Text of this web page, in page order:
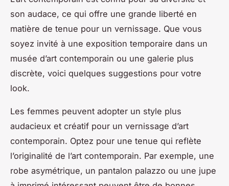
son audace, ce qui offre une grande liberté en
matière de tenue pour un vernissage. Que vous
soyez invité à une exposition temporaire dans un
musée d’art contemporain ou une galerie plus
discrète, voici quelques suggestions pour votre
look.
Les femmes peuvent adopter un style plus
audacieux et créatif pour un vernissage d’art
contemporain. Optez pour une tenue qui reflète
l’originalité de l’art contemporain. Par exemple, une
robe asymétrique, un pantalon palazzo ou une jupe